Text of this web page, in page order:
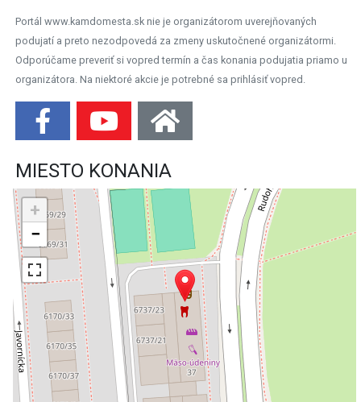
Portál www.kamdomesta.sk nie je organizátorom uverejňovaných
podujatí a preto nezodpovedá za zmeny uskutočnené organizátormi.
Odporúčame preveriť si vopred termín a čas konania podujatia priamo u
organizátora. Na niektoré akcie je potrebné sa prihlásiť vopred.
MIESTO KONANIA
+
−